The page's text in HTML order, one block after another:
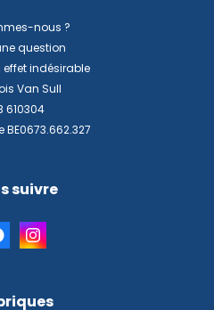
nous ?
question
effet indésirable
Van Sull
610304
BE0673.662.327
suivre